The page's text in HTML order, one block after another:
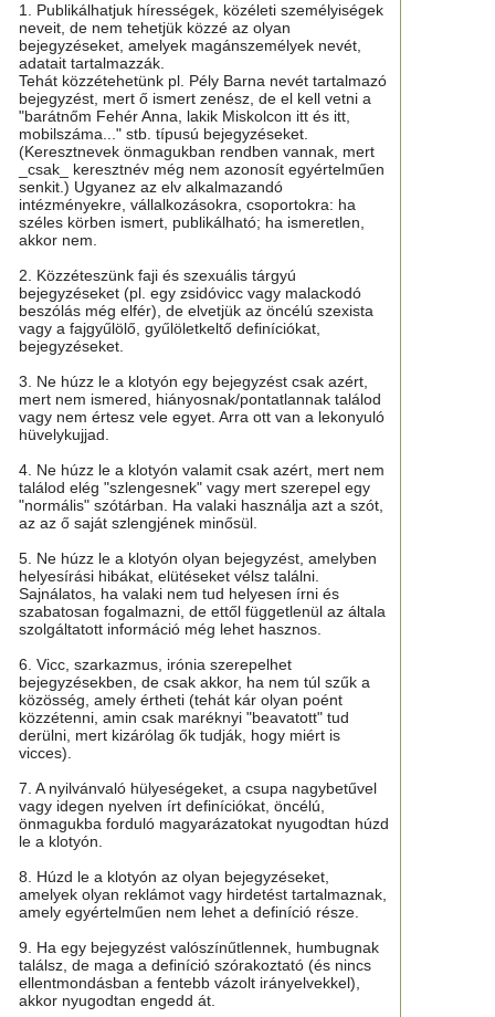
1. Publikálhatjuk hírességek, közéleti személyiségek
neveit, de nem tehetjük közzé az olyan
bejegyzéseket, amelyek magánszemélyek nevét,
adatait tartalmazzák.
Tehát közzétehetünk pl. Pély Barna nevét tartalmazó
bejegyzést, mert ő ismert zenész, de el kell vetni a
"barátnőm Fehér Anna, lakik Miskolcon itt és itt,
mobilszáma..." stb. típusú bejegyzéseket.
(Keresztnevek önmagukban rendben vannak, mert
_csak_ keresztnév még nem azonosít egyértelműen
senkit.) Ugyanez az elv alkalmazandó
intézményekre, vállalkozásokra, csoportokra: ha
széles körben ismert, publikálható; ha ismeretlen,
akkor nem.
2. Közzéteszünk faji és szexuális tárgyú
bejegyzéseket (pl. egy zsidóvicc vagy malackodó
beszólás még elfér), de elvetjük az öncélú szexista
vagy a fajgyűlölő, gyűlöletkeltő definíciókat,
bejegyzéseket.
3. Ne húzz le a klotyón egy bejegyzést csak azért,
mert nem ismered, hiányosnak/pontatlannak találod
vagy nem értesz vele egyet. Arra ott van a lekonyuló
hüvelykujjad.
4. Ne húzz le a klotyón valamit csak azért, mert nem
találod elég "szlengesnek" vagy mert szerepel egy
"normális" szótárban. Ha valaki használja azt a szót,
az az ő saját szlengjének minősül.
5. Ne húzz le a klotyón olyan bejegyzést, amelyben
helyesírási hibákat, elütéseket vélsz találni.
Sajnálatos, ha valaki nem tud helyesen írni és
szabatosan fogalmazni, de ettől függetlenül az általa
szolgáltatott információ még lehet hasznos.
6. Vicc, szarkazmus, irónia szerepelhet
bejegyzésekben, de csak akkor, ha nem túl szűk a
közösség, amely értheti (tehát kár olyan poént
közzétenni, amin csak maréknyi "beavatott" tud
derülni, mert kizárólag ők tudják, hogy miért is
vicces).
7. A nyilvánvaló hülyeségeket, a csupa nagybetűvel
vagy idegen nyelven írt definíciókat, öncélú,
önmagukba forduló magyarázatokat nyugodtan húzd
le a klotyón.
8. Húzd le a klotyón az olyan bejegyzéseket,
amelyek olyan reklámot vagy hirdetést tartalmaznak,
amely egyértelműen nem lehet a definíció része.
9. Ha egy bejegyzést valószínűtlennek, humbugnak
találsz, de maga a definíció szórakoztató (és nincs
ellentmondásban a fentebb vázolt irányelvekkel),
akkor nyugodtan engedd át.